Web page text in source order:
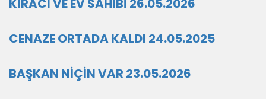
KİRACI VE EV SAHİBİ 26.05.2026
CENAZE ORTADA KALDI 24.05.2025
BAŞKAN NİÇİN VAR 23.05.2026